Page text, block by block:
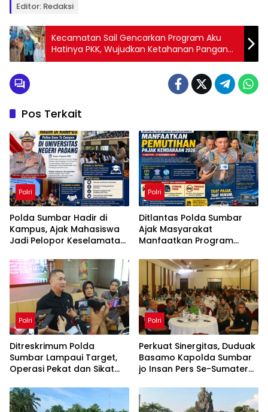
Editor: Redaksi
Kecamatan Sail Gencarkan Program Aku
Hatinya PKK, Wujudkan Ketahanan Pangan
Keluarga dan Lingkungan Asri
Pos Terkait
Polri
Polda Sumbar Hadir di
Kampus, Ajak Mahasiswa
Jadi Pelopor Keselamatan
Polri
Ditlantas Polda Sumbar
Ajak Masyarakat
Manfaatkan Program
Kendaraan 2026
Polri
Ditreskrimum Polda
Sumbar Lampaui Target,
Operasi Pekat dan Sikat
Hasil Maksimal
Polri
Perkuat Sinergitas, Duduak
Basamo Kapolda Sumbar
jo Insan Pers Se-Sumatera